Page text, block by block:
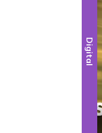
Digital